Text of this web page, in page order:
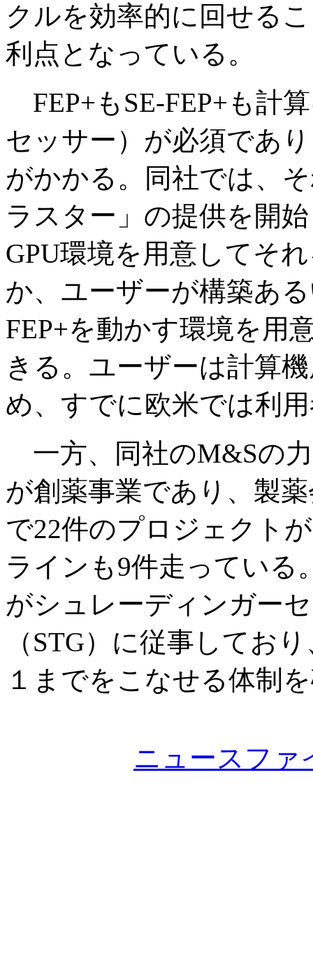
クルを効率的に回せる
利点となっている。
FEP+もSE-FEP+も計
セッサー）が必須であ
がかかる。同社では、
ラスター」の提供を開
GPU環境を用意してそ
か、ユーザーが構築あ
FEP+を動かす環境を用
きる。ユーザーは計算
め、すでに欧米では利
一方、同社のM&Sの
が創薬事業であり、製
で22件のプロジェクト
ラインも9件走っている
がシュレーディンガー
（STG）に従事してお
１までをこなせる体制
ニュースファ